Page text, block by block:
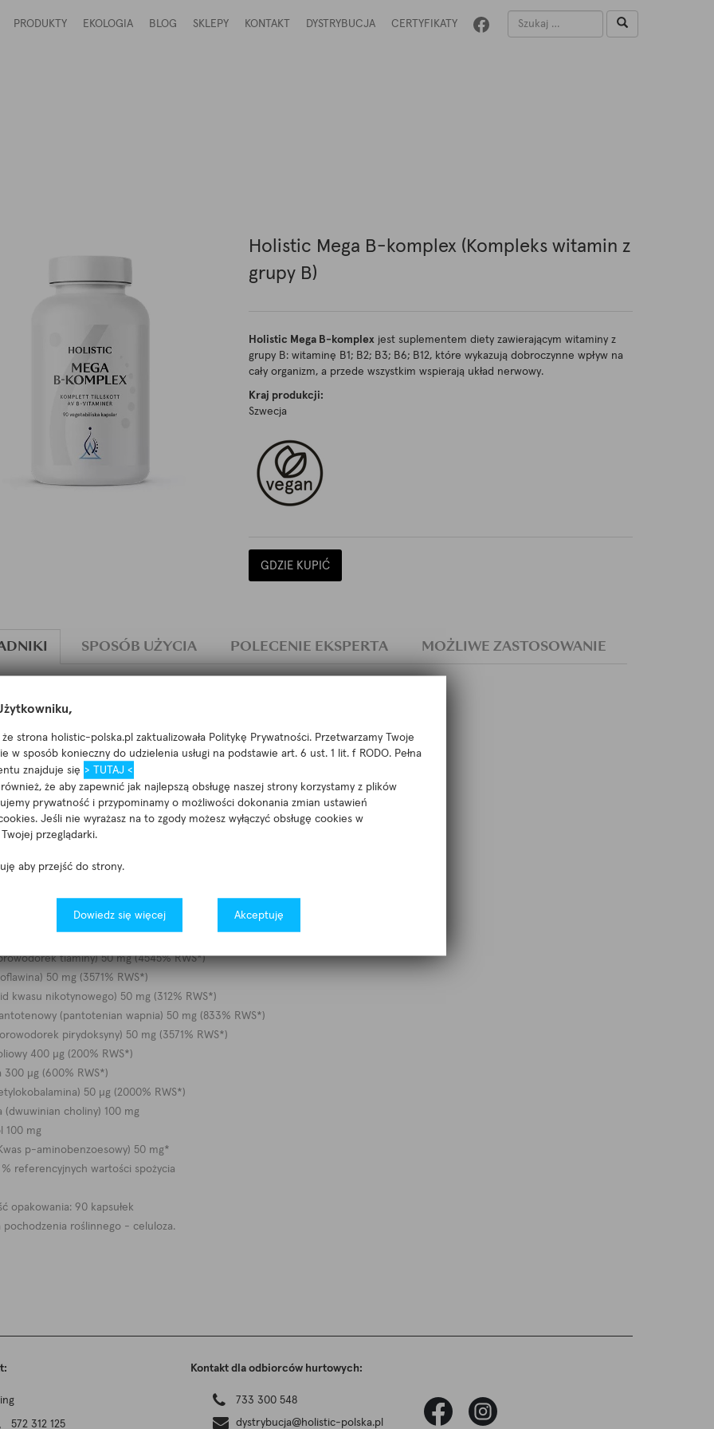
PRODUKTY EKOLOGIA BLOG SKLEPY KONTAKT DYSTRYBUCJA CERTYFIKATY
że strona holistic-polska.pl zaktualizowała Politykę Prywatności. Przetwarzamy Twoje
w sposób konieczny do udzielenia usługi na podstawie art. 6 ust. 1 lit. f RODO. Pełna
znajduje się > TUTAJ <
że aby zapewnić jak najlepszą obsługę naszej strony korzystamy z plików
prywatność i przypominamy o możliwości dokonania zmian ustawień
Jeśli nie wyrażasz na to zgody możesz wyłączyć obsługę cookies w
przeglądarki.
aby przejść do strony.
Dowiedz się więcej Akceptuję
Holistic Mega B-komplex (Kompleks witamin z
grupy B)
Holistic Mega B-komplex jest suplementem diety zawierającym witaminy z
grupy B: witaminę B1; B2; B3; B6; B12, które wykazują dobroczynne wpływ na
cały organizm, a przede wszystkim wspierają układ nerwowy.
Kraj produkcji:
Szwecja
GDZIE KUPIĆ
SPOSÓB UŻYCIA POLECENIE EKSPERTA MOŻLIWE ZASTOSOWANIE
choliny
pirydoksyny
wapnia
p-aminobenzoesowy)
(celuloza mikrokrystaliczna)
tiaminy) 50 mg (4545% RWS*)
50 mg (3571% RWS*)
kwasu nikotynowego) 50 mg (312% RWS*)
(pantotenian wapnia) 50 mg (833% RWS*)
pirydoksyny) 50 mg (3571% RWS*)
400 µg (200% RWS*)
300 µg (600% RWS*)
50 µg (2000% RWS*)
(dwuwinian choliny) 100 mg
100 mg
p-aminobenzoesowy) 50 mg*
% referencyjnych wartości spożycia
opakowania: 90 kapsułek
pochodzenia roślinnego - celuloza.
572 312 125
Kontakt dla odbiorców hurtowych:
733 300 548
dystrybucja@holistic-polska.pl